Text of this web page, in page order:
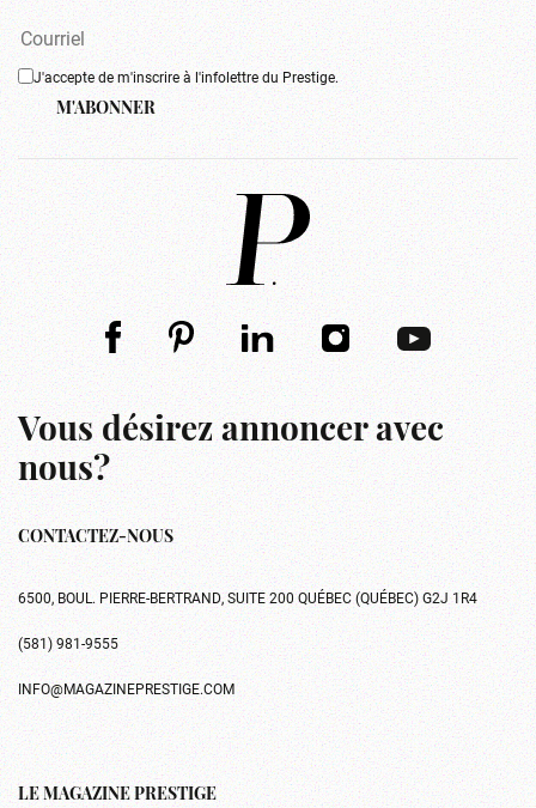
J'accepte de m'inscrire à l'infolettre du Prestige.
M'ABONNER
Vous désirez annoncer avec
nous?
CONTACTEZ-NOUS
6500, BOUL. PIERRE-BERTRAND, SUITE 200 QUÉBEC (QUÉBEC) G2J 1R4
(581) 981-9555
INFO@MAGAZINEPRESTIGE.COM
LE MAGAZINE PRESTIGE